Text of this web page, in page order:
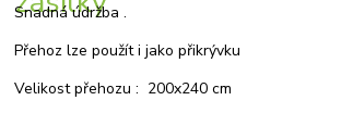
Snadná údržba .
Přehoz lze použít i jako přikrývku
Velikost přehozu : 200x240 cm